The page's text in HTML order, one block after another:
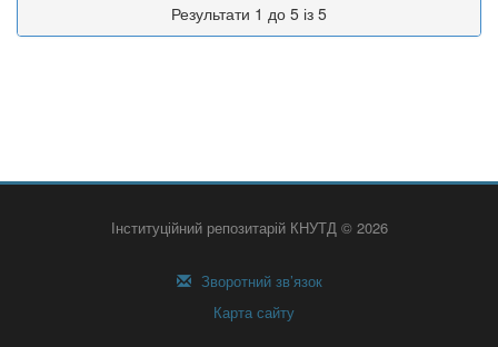
Результати 1 до 5 із 5
Інституційний репозитарій КНУТД © 2026
Зворотний зв’язок
Карта сайту